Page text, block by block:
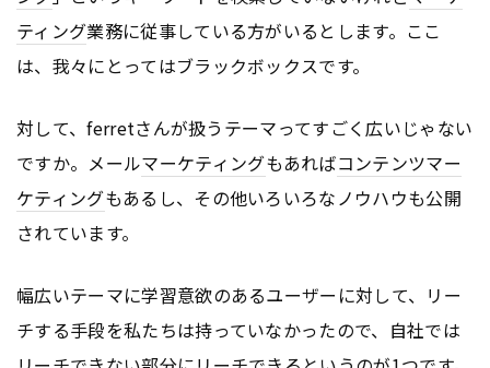
ティング業務に従事している方がいるとします。ここ
は、我々にとってはブラックボックスです。
対して、ferretさんが扱うテーマってすごく広いじゃない
ですか。メールマーケティングもあればコンテンツマー
ケティングもあるし、その他いろいろなノウハウも公開
されています。
幅広いテーマに学習意欲のあるユーザーに対して、リー
チする手段を私たちは持っていなかったので、自社では